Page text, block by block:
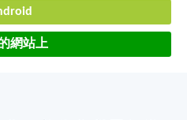
網站上